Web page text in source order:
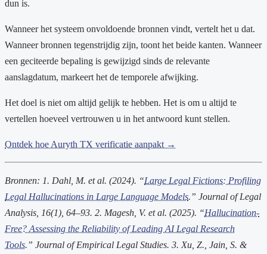
dun is.
Wanneer het systeem onvoldoende bronnen vindt, vertelt het u dat.
Wanneer bronnen tegenstrijdig zijn, toont het beide kanten. Wanneer
een geciteerde bepaling is gewijzigd sinds de relevante
aanslagdatum, markeert het de temporele afwijking.
Het doel is niet om altijd gelijk te hebben. Het is om u altijd te
vertellen hoeveel vertrouwen u in het antwoord kunt stellen.
Ontdek hoe Auryth TX verificatie aanpakt →
Bronnen: 1. Dahl, M. et al. (2024). “Large Legal Fictions: Profiling
Legal Hallucinations in Large Language Models.” Journal of Legal
Analysis, 16(1), 64–93. 2. Magesh, V. et al. (2025). “Hallucination-
Free? Assessing the Reliability of Leading AI Legal Research
Tools.” Journal of Empirical Legal Studies. 3. Xu, Z., Jain, S. &